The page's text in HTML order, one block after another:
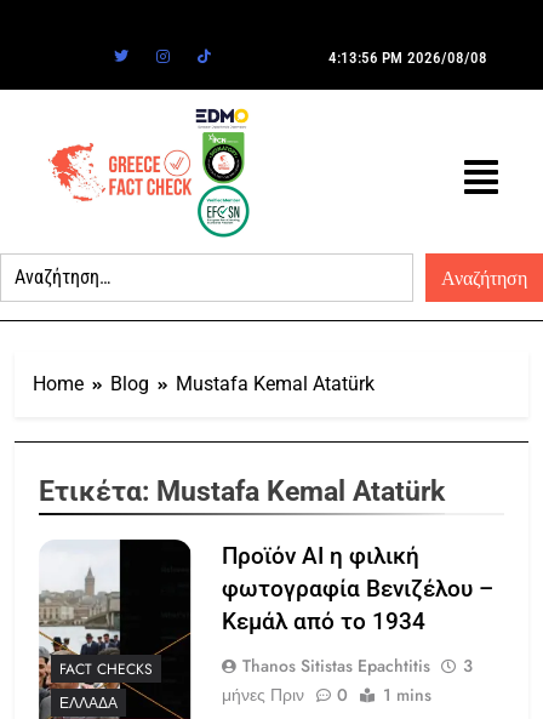
4:13:56 PM 2026/08/08
Home Blog Mustafa Kemal Atatürk
Ετικέτα: Mustafa Kemal Atatürk
FACT CHECKS
ΕΛΛΆΔΑ
Προϊόν AI η φιλική
φωτογραφία Βενιζέλου –
Κεμάλ από το 1934
Thanos Sitistas Epachtitis
3
μήνες Πριν
0 1 mins